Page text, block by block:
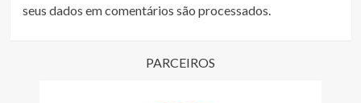
seus dados em comentários são processados.
PARCEIROS